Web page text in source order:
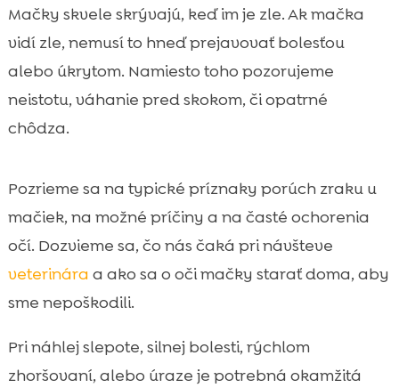

Diagnostika u veterinára: čo nás čaká na
vyšetrení
Liečba a možnosti starostlivosti podľa
príčiny
Domáca starostlivosť: čo môžeme robiť
bezpečne a čomu sa vyhnúť
do budúcna
 Výživa a doplnky pre zdravé oči: ako
podporíme zrak zvnútra
CricksyCat, Jasper, Bill a Purrfect Life:
praktická podpora v každodennej
starostlivosti
Záver
FAQ
Mačky skvele skrývajú, keď im je zle. Ak mačka
vidí zle, nemusí to hneď prejavovať bolesťou
alebo úkrytom. Namiesto toho pozorujeme
neistotu, váhanie pred skokom, či opatrné
chôdza.
Pozrieme sa na typické príznaky porúch zraku u
mačiek, na možné príčiny a na časté ochorenia
očí. Dozvieme sa, čo nás čaká pri návšteve
veterinára a ako sa o oči mačky starať doma, aby
sme nepoškodili.
Pri náhlej slepote, silnej bolesti, rýchlom
zhoršovaní, alebo úraze je potrebná okamžitá